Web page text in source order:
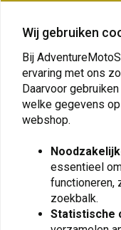
Vergelijkbare
Wij gebruiken
Bij
ervaring met ons
Daarvoor
welke gegevens
webshop.
essentieel
functioneren,
zoekbalk.
Statistische